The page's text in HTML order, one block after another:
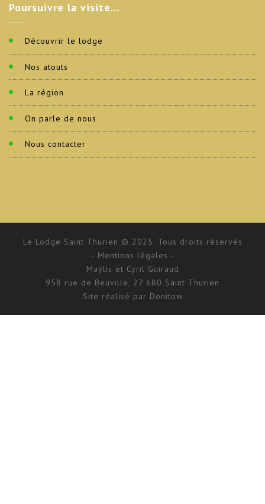
Poursuivre la visite…
Découvrir le lodge
Nos atouts
La région
On parle de nous
Nous contacter
Le Lodge Saint Thurien © 2025. Tous droits réservés
- Mentions légales -
Maÿlis et Cyril Guiraud
958 rue de Beuville, 27 680 Saint Thurien
Site réalisé par Donitow